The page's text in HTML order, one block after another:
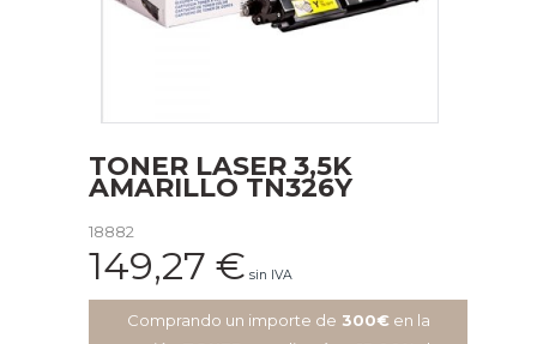
TONER LASER 3,5K
AMARILLO TN326Y
18882
149,27 € sin IVA
Comprando un importe de 300€en la